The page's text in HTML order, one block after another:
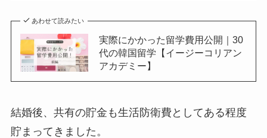
あわせて読みたい
実際にかかった留学費用公開｜30
代の韓国留学【イージーコリアン
アカデミー】
結婚後、共有の貯金も生活防衛費としてある程度
貯まってきました。